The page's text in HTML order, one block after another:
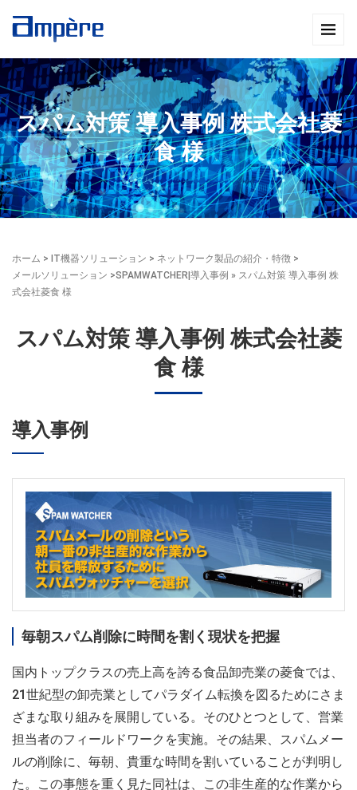
スパム対策 導入事例 株式会社菱
食 様
ホーム > IT機器ソリューション > ネットワーク製品の紹介・特徴 >
メールソリューション >SPAMWATCHER|導入事例 » スパム対策 導入事例 株
式会社菱食 様
スパム対策 導入事例 株式会社菱
食 様
導入事例
毎朝スパム削除に時間を割く現状を把握
国内トップクラスの売上高を誇る食品卸売業の菱食では、
21世紀型の卸売業としてパラダイム転換を図るためにさま
ざまな取り組みを展開している。そのひとつとして、営業
担当者のフィールドワークを実施。その結果、スパムメー
ルの削除に、毎朝、貴重な時間を割いていることが判明し
た。この事態を重く見た同社は、この非生産的な作業から